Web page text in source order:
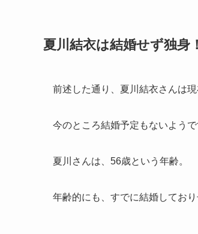
夏川結衣は結婚せず独身！
前述した通り、夏川結衣さんは現
今のところ結婚予定もないようで
夏川さんは、56歳という年齢。
年齢的にも、すでに結婚してお